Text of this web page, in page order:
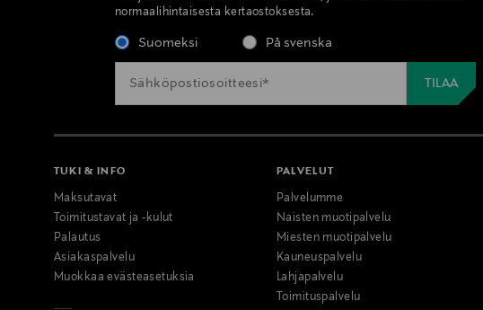
normaalihintaisesta kertaostoksesta.
Suomeksi På svenska
TUKI & INFO
Maksutavat
Toimitustavat ja -kulut
Palautus
Asiakaspalvelu
Muokkaa evästeasetuksia
PALVELUT
Palvelumme
Naisten muotipalvelu
Miesten muotipalvelu
Kauneuspalvelu
Lahjapalvelu
Toimituspalvelu